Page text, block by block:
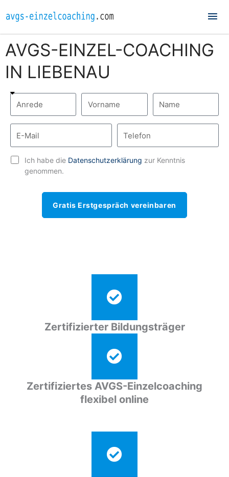
AVGS-EINZEL-COACHING
IN LIEBENAU
Ich habe die Datenschutzerklärung zur Kenntnis
genommen.
Gratis Erstgespräch vereinbaren
Zertifizierter Bildungsträger
Zertifiziertes AVGS-Einzelcoaching
flexibel online